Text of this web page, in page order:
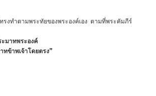
รงทำตามพระทัยของพระองค์เอง ตามที่พระคัมภีร์
ะมาทพระองค์
ทข้าพเจ้าโดยตรง”